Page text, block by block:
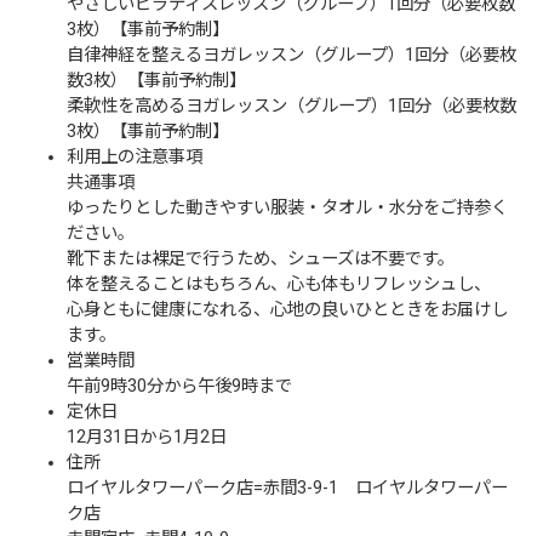
3枚）【事前予約制】
自律神経を整えるヨガレッスン（グループ）1回分（必要枚
数3枚）【事前予約制】
柔軟性を高めるヨガレッスン（グループ）1回分（必要枚数
3枚）【事前予約制】
利用上の注意事項
共通事項
ゆったりとした動きやすい服装・タオル・水分をご持参く
ださい。
靴下または裸足で行うため、シューズは不要です。
体を整えることはもちろん、心も体もリフレッシュし、
心身ともに健康になれる、心地の良いひとときをお届けし
ます。
営業時間
午前9時30分から午後9時まで
定休日
12月31日から1月2日
住所
ロイヤルタワーパーク店=赤間3-9-1 ロイヤルタワーパー
ク店